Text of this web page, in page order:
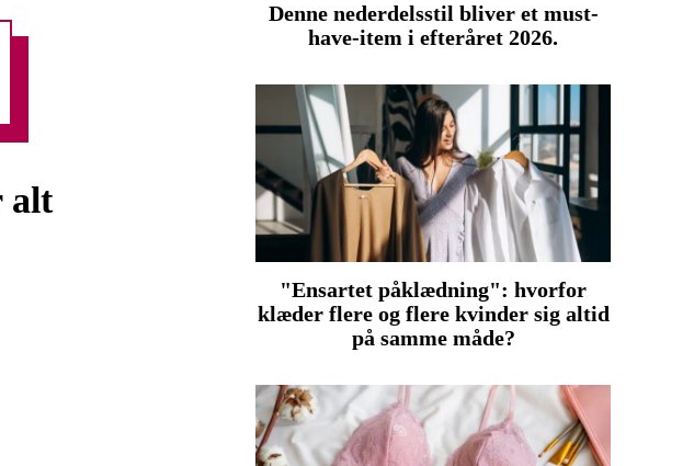
alt
Denne nederdelsstil bliver et must-
have-item i efteråret 2026.
"Ensartet påklædning": hvorfor
klæder flere og flere kvinder sig altid
på samme måde?